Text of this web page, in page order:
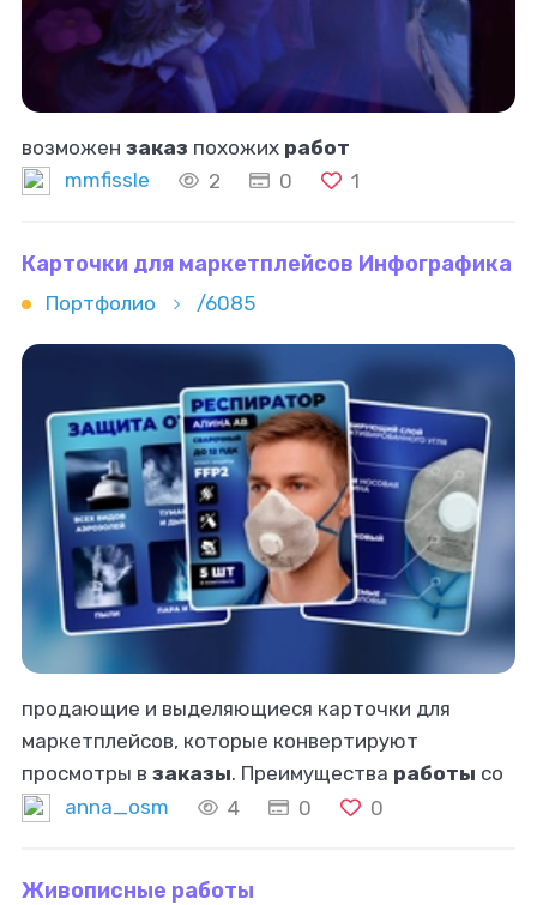
возможен заказ похожих работ
mmfissle
2 0 1
Карточки для маркетплейсов Инфографика
Портфолио /6085
продающие и выделяющиеся карточки для
маркетплейсов, которые конвертируют
просмотры в заказы. Преимущества работы со
мной: 1. Проведу анализ конкурентов и всей ниши
anna_osm 4 0 0
Живописные работы